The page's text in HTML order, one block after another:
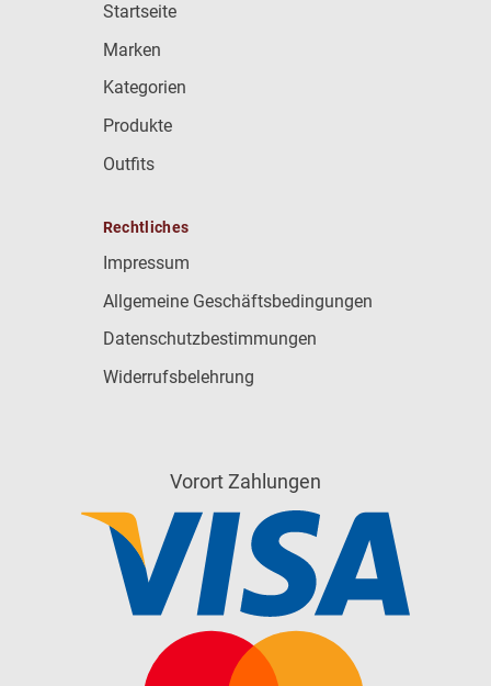
Startseite
Marken
Kategorien
Produkte
Outfits
Rechtliches
Impressum
Allgemeine Geschäftsbedingungen
Datenschutzbestimmungen
Widerrufsbelehrung
Vorort Zahlungen